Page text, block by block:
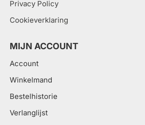
Privacy Policy
Cookieverklaring
MIJN ACCOUNT
Account
Winkelmand
Bestelhistorie
Verlanglijst